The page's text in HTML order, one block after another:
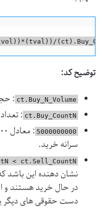
توضیح کد:
ct.Buy_N_Volume
:
ct.Buy_CountN
:
5000000000
سرانه خرید.
< ct.Sell_CountN
نشان دهنده این باشد
در حال خرید هستند و
دست حقوقی های دیگر